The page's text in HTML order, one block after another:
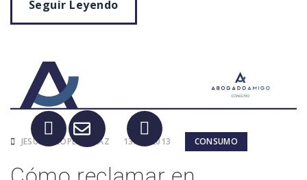
Seguir Leyendo
JESÚS P. LÓPEZ PELAZ 13/04/2013 CONSUMO